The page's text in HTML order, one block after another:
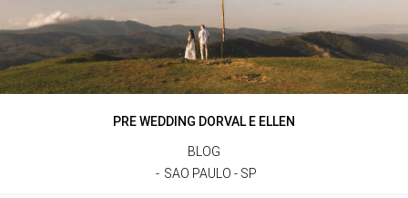
PRE WEDDING DORVAL E ELLEN
BLOG
SAO PAULO - SP